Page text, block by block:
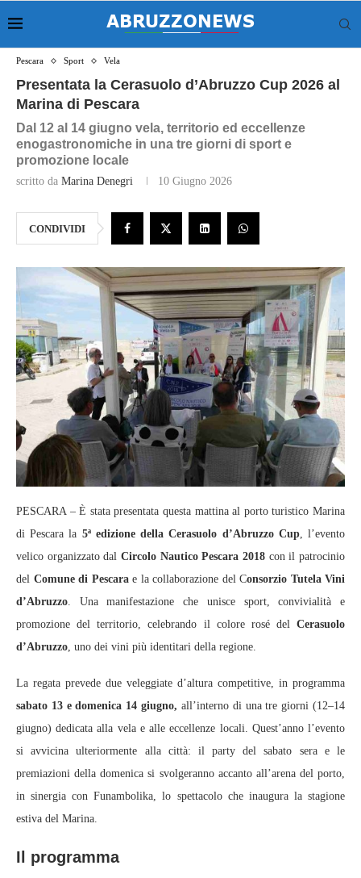
Pescara Sport Vela
Presentata la Cerasuolo d’Abruzzo Cup 2026 al
Marina di Pescara
Dal 12 al 14 giugno vela, territorio ed eccellenze
enogastronomiche in una tre giorni di sport e
promozione locale
scritto da Marina Denegri 10 Giugno 2026
CONDIVIDI
PESCARA – È stata presentata questa mattina al porto turistico Marina
di Pescara la 5ª edizione della Cerasuolo d’Abruzzo Cup, l’evento
velico organizzato dal Circolo Nautico Pescara 2018 con il patrocinio
del Comune di Pescarae la collaborazione del Consorzio Tutela Vini
d’Abruzzo . Una manifestazione che unisce sport, convivialità e
promozione del territorio, celebrando il colore rosé del Cerasuolo
d’Abruzzo , uno dei vini più identitari della regione.
La regata prevede due veleggiate d’altura competitive, in programma
sabato 13 e domenica 14 giugno, all’interno di una tre giorni (12–14
giugno) dedicata alla vela e alle eccellenze locali. Quest’anno l’evento
si avvicina ulteriormente alla città: il party del sabato sera e le
premiazioni della domenica si svolgeranno accanto all’arena del porto,
in sinergia con Funambolika, lo spettacolo che inaugura la stagione
estiva del Marina.
Il programma